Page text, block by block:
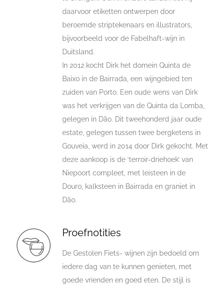
daarvoor etiketten ontwerpen door
beroemde striptekenaars en illustrators,
bijvoorbeeld voor de Fabelhaft-wijn in
Duitsland.
In 2012 kocht Dirk het domein Quinta de
Baixo in de Bairrada, een wijngebied ten
zuiden van Porto. Een oude wens van Dirk
was het verkrijgen van de Quinta da Lomba,
gelegen in Dão. Dit tweehonderd jaar oude
estate, gelegen tussen twee bergketens in
Gouveia, werd in 2014 door Dirk gekocht. Met
deze aankoop is de ‘terroir-driehoek’ van
Niepoort compleet, met leisteen in de
Douro, kalksteen in Bairrada en graniet in
Dão.
Proefnotities
De Gestolen Fiets- wijnen zijn bedoeld om
iedere dag van te kunnen genieten, met
goede vrienden en goed eten. De stijl is